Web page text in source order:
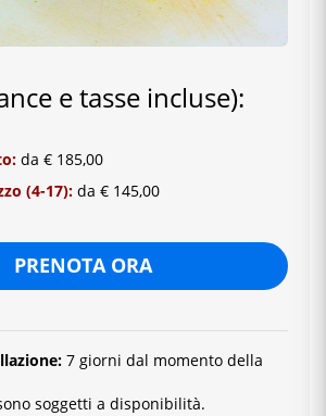
e tasse incluse):
da € 185,00
(4-17): da € 145,00
PRENOTA ORA
7 giorni dal momento della
soggetti a disponibilità.